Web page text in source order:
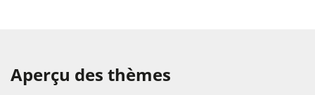
Aperçu des thèmes